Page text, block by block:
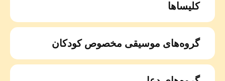
کلیساها
گروه‌های موسیقی مخصوص کودکان